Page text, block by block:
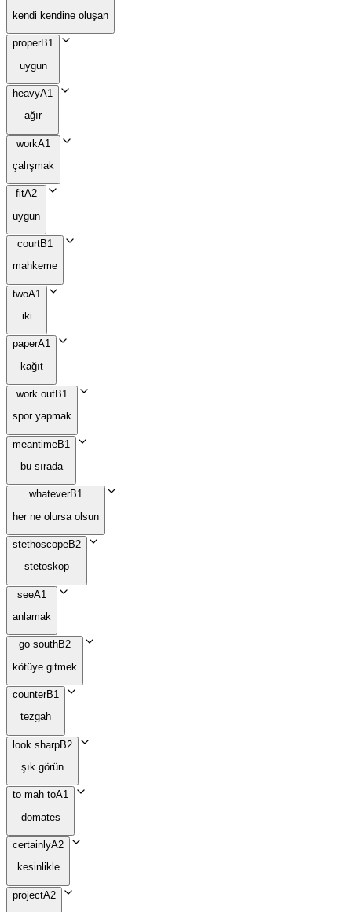
kendi kendine oluşan
properB1
uygun
heavyA1
ağır
workA1
çalışmak
fitA2
uygun
courtB1
mahkeme
twoA1
iki
paperA1
kağıt
work outB1
spor yapmak
meantimeB1
bu sırada
whateverB1
her ne olursa olsun
stethoscopeB2
stetoskop
seeA1
anlamak
go southB2
kötüye gitmek
counterB1
tezgah
look sharpB2
şık görün
to mah toA1
domates
certainlyA2
kesinlikle
projectA2